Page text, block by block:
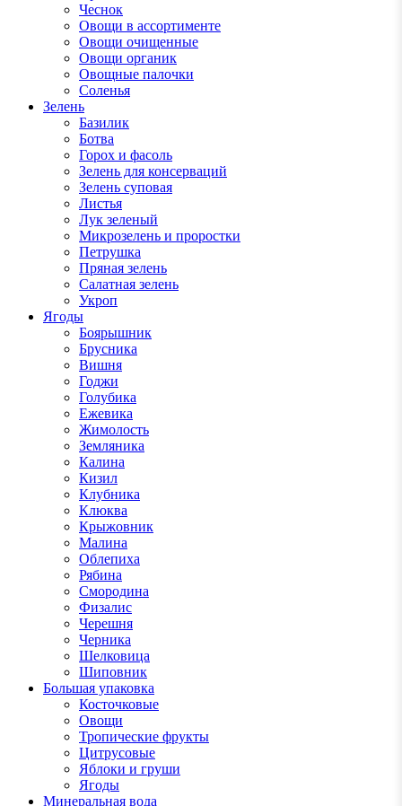
Чеснок
Овощи в ассортименте
Овощи очищенные
Овощи органик
Овощные палочки
Соленья
Зелень
Базилик
Ботва
Горох и фасоль
Зелень для консерваций
Зелень суповая
Листья
Лук зеленый
Микрозелень и проростки
Петрушка
Пряная зелень
Салатная зелень
Укроп
Ягоды
Боярышник
Брусника
Вишня
Годжи
Голубика
Ежевика
Жимолость
Земляника
Калина
Кизил
Клубника
Клюква
Крыжовник
Малина
Облепиха
Рябина
Смородина
Физалис
Черешня
Черника
Шелковица
Шиповник
Большая упаковка
Косточковые
Овощи
Тропические фрукты
Цитрусовые
Яблоки и груши
Ягоды
Минеральная вода